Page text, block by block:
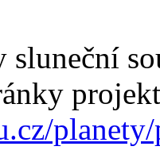
sluneční